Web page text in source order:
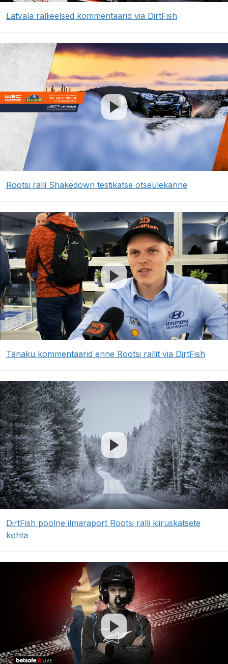
Latvala rallieelsed kommentaarid via DirtFish
Rootsi ralli Shakedown testikatse otseülekanne
Tänaku kommentaarid enne Rootsi rallit via DirtFish
DirtFish poolne ilmaraport Rootsi ralli kiiruskatsete
kohta